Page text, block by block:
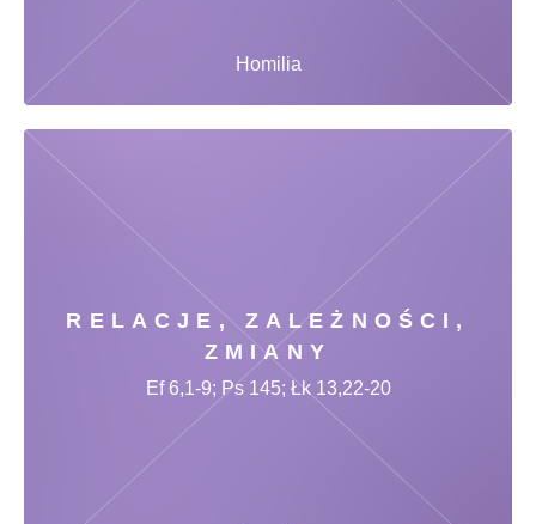
Homilia
RELACJE, ZALEŻNOŚCI,
ZMIANY
Ef 6,1-9; Ps 145; Łk 13,22-20